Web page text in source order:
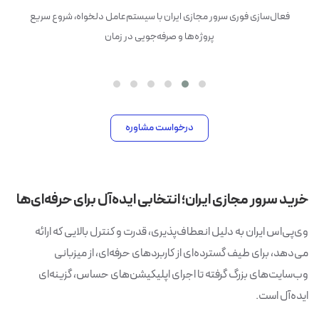
فعال‌سازی فوری سرور مجازی ایران با سیستم‌عامل دلخواه، شروع سریع
پروژه‌ها و صرفه‌جویی در زمان
درخواست مشاوره
خرید سرور مجازی ایران؛ انتخابی ایده‌آل برای حرفه‌ای‌ها
وی‌پی‌اس ایران به دلیل انعطاف‌پذیری، قدرت و کنترل بالایی که ارائه
می‌دهد، برای طیف گسترده‌ای از کاربردهای حرفه‌ای، از میزبانی
وب‌سایت‌های بزرگ گرفته تا اجرای اپلیکیشن‌های حساس، گزینه‌ای
ایده‌آل است.